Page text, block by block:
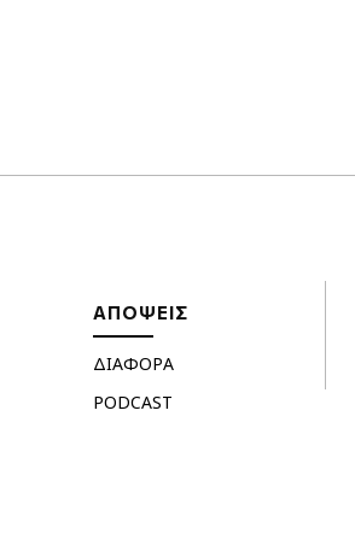
ΑΠΟΨΕΙΣ
ΔΙΑΦΟΡΑ
PODCAST